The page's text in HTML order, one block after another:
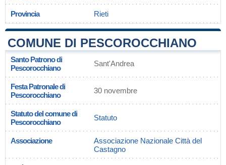
Provincia Rieti
COMUNE DI PESCOROCCHIANO
Santo Patrono di
Pescorocchiano
Sant'Andrea
Festa Patronale di
Pescorocchiano
30 novembre
Statuto del comune di
Pescorocchiano
Statuto
Associazione
Associazione Nazionale Città del
Castagno